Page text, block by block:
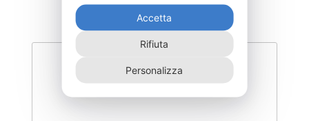
Accetta
Rifiuta
Personalizza